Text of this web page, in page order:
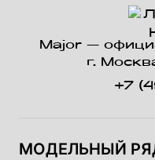
Major —
г.
+7
МОДЕЛЬНЫЙ